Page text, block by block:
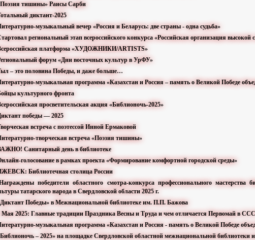
тишины» Раисы Сарби
диктант-2025
музыкальный вечер «Россия и Беларусь: две страны - одна судьба»
региональный этап всероссийского конкурса «Российская организация высокой
платформа «ХУДОЖНИКИ/ARTISTS»
форум «Дни восточных культур в УрФУ»
– это половина Победы, и даже больше…
музыкальная программа «Казахстан и Россия – память о Великой Победе
культурного фронта
просветительская акция «Библионочь-2025»
победы — 2025
встреча с поэтессой Инной Ермаковой
творческая встреча «Поэзия тишины»
Санитарный день в библиотеке
голосование в рамках проекта «Формирование комфортной городской среды»
Библиотечная столица России
победители областного смотра-конкурса профессионального
татарского народа в Свердловской области 2025 г.
Победы» в Межнациональной библиотеке им. П.П. Бажова
Мая 2025: Главные традиции Праздника Весны и Труда и чем отличается Первомай в
музыкальная программа «Казахстан и Россия - память о Великой Победе
– 2025» на площадке Свердловской областной межнациональной